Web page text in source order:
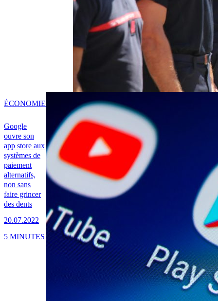
Google
ouvre son
app store aux
systèmes de
paiement
alternatifs,
non sans
faire grincer
des dents
20.07.2022
ÉCONOMIE
5 MINUTES